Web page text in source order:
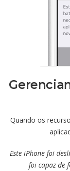
Quando os
Este iPhone foi
foi capaz de